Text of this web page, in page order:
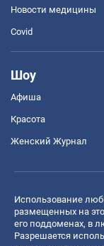
Новости медицины
Covid
Шоу
Афиша
Красота
Женский Журнал
Использование
размещенных на
его поддоменах, в
Разрешается